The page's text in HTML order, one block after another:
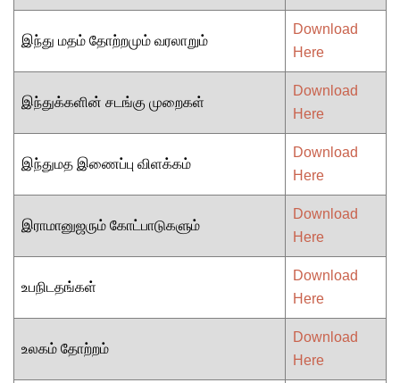
இந்து மதம் தோற்றமும் வரலாறும்
Download
Here
இந்துக்களின் சடங்கு முறைகள்
Download
Here
இந்துமத இணைப்பு விளக்கம்
Download
Here
இராமானுஜரும் கோட்பாடுகளும்
Download
Here
உபநிடதங்கள்
Download
Here
உலகம் தோற்றம்
Download
Here